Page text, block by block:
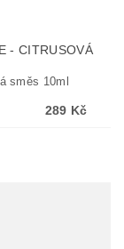
- CITRUSOVÁ
směs 10ml
289 Kč